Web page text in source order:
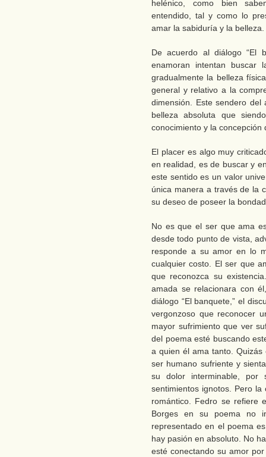
helénico, como bien
entendido, tal y como lo
amar la sabiduría y la belleza.
De acuerdo al diálogo “El
enamoran intentan buscar
gradualmente la belleza
general y relativo a la
dimensión. Este sendero
belleza absoluta que
conocimiento y la concepción
El placer es algo muy
en realidad, es de buscar y
este sentido es un valor
única manera a través de la
su deseo de poseer la
No es que el ser que ama
desde todo punto de vista,
responde a su amor en lo
cualquier costo. El ser que
que reconozca su
amada se relacionara con
diálogo “El banquete,” el
vergonzoso que reconocer
mayor sufrimiento que ver
del poema esté buscando
a quien él ama tanto.
ser humano sufriente y
su dolor interminable, por
sentimientos ignotos. Pero
romántico. Fedro se refiere
Borges en su poema no
representado en el poema
hay pasión en absoluto. No
esté conectando su amor